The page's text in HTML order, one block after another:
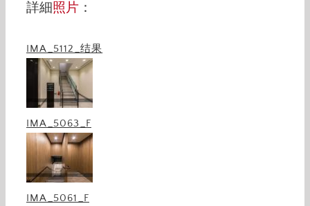
詳細照片 ：
IMA_5112_结果
IMA_5063_F
IMA_5061_F